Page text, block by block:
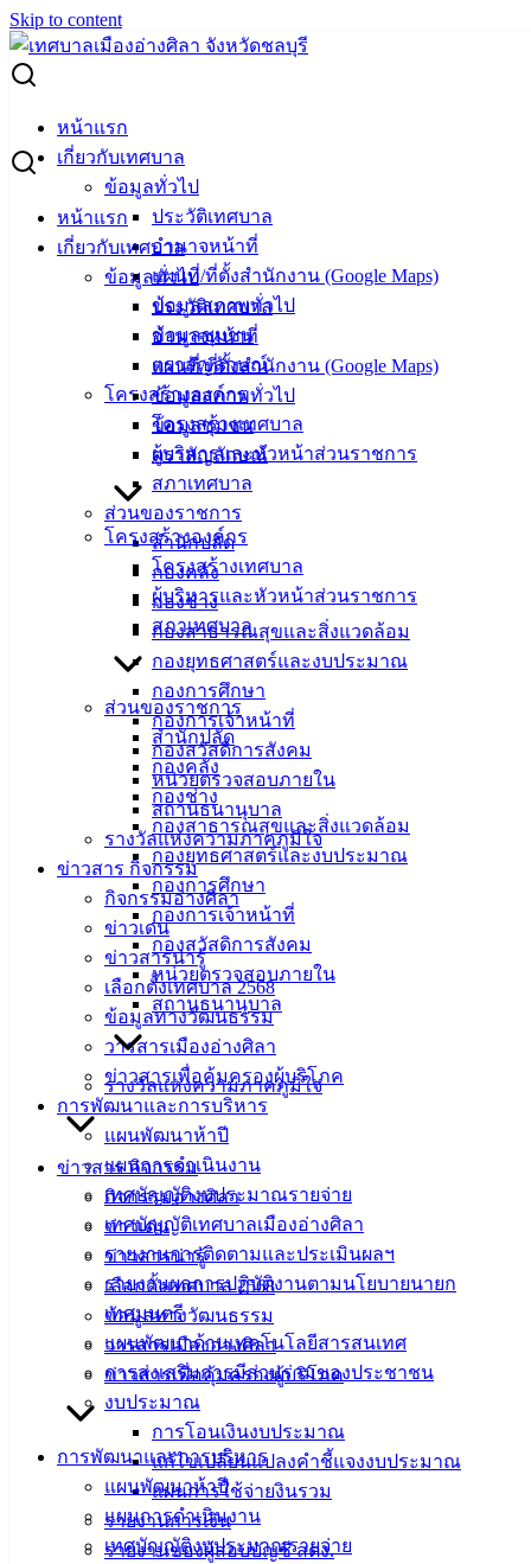
Skip to content
หน้าแรก
เกี่ยวกับเทศบาล
ข้อมูลทั่วไป
ประวัติเทศบาล
อำนาจหน้าที่
แผนที่/ที่ตั้งสำนักงาน (Google Maps)
ข้อมูลสภาพทั่วไป
ข้อมูลชุมชน
ตราสัญลักษณ์
โครงสร้างองค์กร
โครงสร้างเทศบาล
ผู้บริหารและหัวหน้าส่วนราชการ
สภาเทศบาล
ส่วนของราชการ
สำนักปลัด
กองคลัง
กองช่าง
กองสาธารณสุขและสิ่งแวดล้อม
กองยุทธศาสตร์และงบประมาณ
กองการศึกษา
กองการเจ้าหน้าที่
กองสวัสดิการสังคม
หน่วยตรวจสอบภายใน
สถานธนานุบาล
รางวัลแห่งความภาคภูมิใจ
ข่าวสาร กิจกรรม
กิจกรรมอ่างศิลา
ข่าวเด่น
ข่าวสารน่ารู้
เลือกตั้งเทศบาล 2568
ข้อมูลทางวัฒนธรรม
วารสารเมืองอ่างศิลา
ข่าวสารเพื่อคุ้มครองผู้บริโภค
การพัฒนาและการบริหาร
แผนพัฒนาห้าปี
แผนการดำเนินงาน
เทศบัญญัติงบประมาณรายจ่าย
เทศบัญญัติเทศบาลเมืองอ่างศิลา
รายงานการติดตามและประเมินผลฯ
รายงานผลการปฏิบัติงานตามนโยบายนายก
เทศมนตรี
แผนพัฒนาด้านเทคโนโลยีสารสนเทศ
การส่งเสริมการมีส่วนร่วมของประชาชน
งบประมาณ
การโอนเงินงบประมาณ
แก้ไขเปลี่ยนแปลงคำชี้แจงงบประมาณ
แผนการใช้จ่ายงินรวม
รายงานการเงิน
รายงานของผู้สอบบัญชี สตง.
หน้าแรก
เกี่ยวกับเทศบาล
ข้อมูลทั่วไป
ประวัติเทศบาล
อำนาจหน้าที่
แผนที่/ที่ตั้งสำนักงาน (Google Maps)
ข้อมูลสภาพทั่วไป
ข้อมูลชุมชน
ตราสัญลักษณ์
โครงสร้างองค์กร
โครงสร้างเทศบาล
ผู้บริหารและหัวหน้าส่วนราชการ
สภาเทศบาล
ส่วนของราชการ
สำนักปลัด
กองคลัง
กองช่าง
กองสาธารณสุขและสิ่งแวดล้อม
กองยุทธศาสตร์และงบประมาณ
กองการศึกษา
กองการเจ้าหน้าที่
กองสวัสดิการสังคม
หน่วยตรวจสอบภายใน
สถานธนานุบาล
รางวัลแห่งความภาคภูมิใจ
ข่าวสาร กิจกรรม
กิจกรรมอ่างศิลา
ข่าวเด่น
ข่าวสารน่ารู้
เลือกตั้งเทศบาล 2568
ข้อมูลทางวัฒนธรรม
วารสารเมืองอ่างศิลา
ข่าวสารเพื่อคุ้มครองผู้บริโภค
การพัฒนาและการบริหาร
แผนพัฒนาห้าปี
แผนการดำเนินงาน
เทศบัญญัติงบประมาณรายจ่าย
Search for:
ประกวดราคา ผ้าอ้อมและแผ่นรองซับการขับถ่าย
ประกวดราคา ผ้าอ้อมและแผ่นรองซับการ
ขับถ่าย
ธันวาคม 19, 2024 ธันวาคม 19, 2024
ประกาศจัดซื้อจัดจ้าง
ผ้าอ้อมและแผ่นรองซับการขับถ่าย19-12-67
เทศบาล
เมืองอ่าง
สำนักงาน
เทศบาลเมือง
อ่างศิลา 90/338
ม.3 ต.เสม็ด
อ.เมือง จ.ชลบุรี
20000
142-100-104